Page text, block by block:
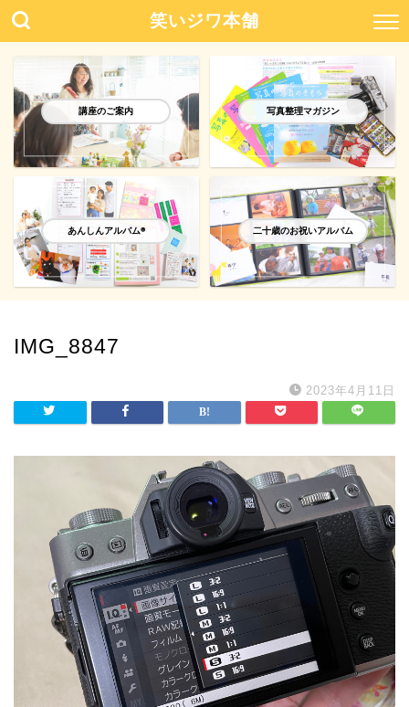
笑いジワ本舗
講座のご案内 写真整理マガジン
あんしんアルバム®️ 二十歳のお祝いアルバム
IMG_8847
2023年4月11日